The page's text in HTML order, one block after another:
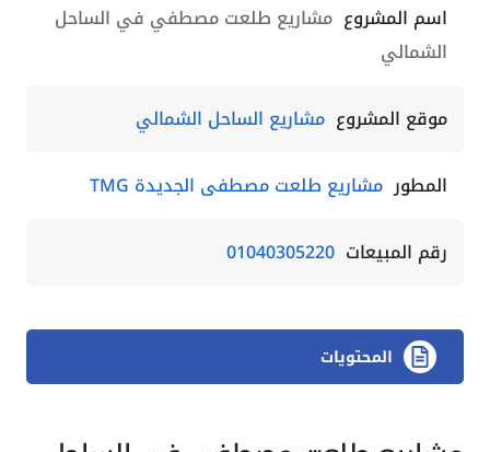
اسم المشروع مشاريع طلعت مصطفي في الساحل
الشمالي
موقع المشروع مشاريع الساحل الشمالي
المطور مشاريع طلعت مصطفى الجديدة TMG
رقم المبيعات 01040305220
المحتويات